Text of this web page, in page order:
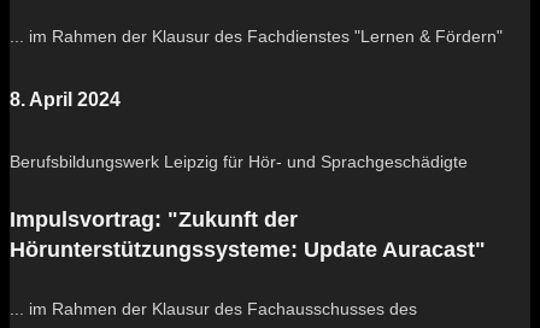
... im Rahmen der Klausur des Fachdienstes "Lernen & Fördern"
8. April 2024
Berufsbildungswerk Leipzig für Hör- und Sprachgeschädigte
Impulsvortrag: "Zukunft der
Hörunterstützungssysteme: Update Auracast"
... im Rahmen der Klausur des Fachausschusses des